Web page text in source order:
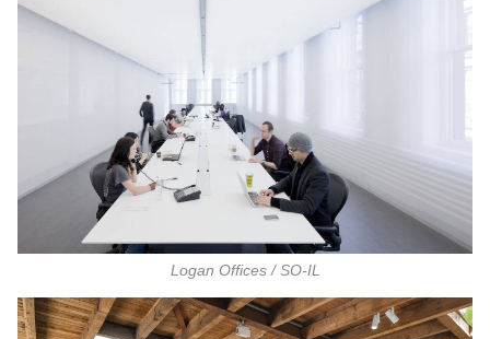
Logan Offices / SO-IL